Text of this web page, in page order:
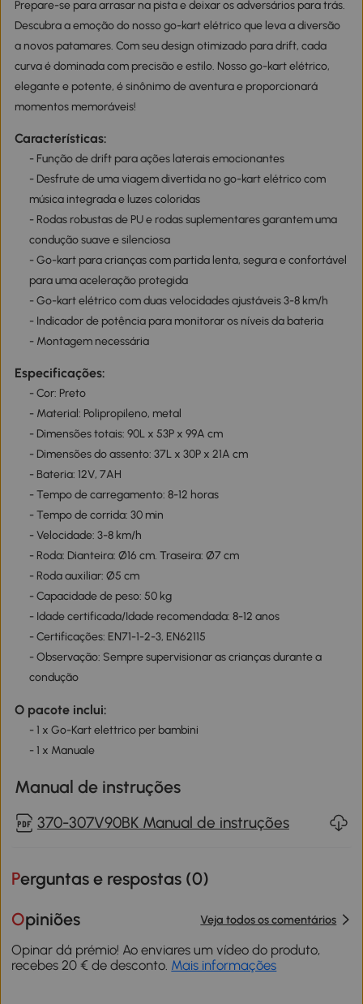
Prepare-se para arrasar na pista e deixar os adversários para trás.
Descubra a emoção do nosso go-kart elétrico que leva a diversão
a novos patamares. Com seu design otimizado para drift, cada
curva é dominada com precisão e estilo. Nosso go-kart elétrico,
elegante e potente, é sinônimo de aventura e proporcionará
momentos memoráveis!
Características:
- Função de drift para ações laterais emocionantes
- Desfrute de uma viagem divertida no go-kart elétrico com
música integrada e luzes coloridas
- Rodas robustas de PU e rodas suplementares garantem uma
condução suave e silenciosa
- Go-kart para crianças com partida lenta, segura e confortável
para uma aceleração protegida
- Go-kart elétrico com duas velocidades ajustáveis 3-8 km/h
- Indicador de potência para monitorar os níveis da bateria
- Montagem necessária
Especificações:
- Cor: Preto
- Material: Polipropileno, metal
- Dimensões totais: 90L x 53P x 99A cm
- Dimensões do assento: 37L x 30P x 21A cm
- Bateria: 12V, 7AH
- Tempo de carregamento: 8-12 horas
- Tempo de corrida: 30 min
- Velocidade: 3-8 km/h
- Roda: Dianteira: Ø16 cm. Traseira: Ø7 cm
- Roda auxiliar: Ø5 cm
- Capacidade de peso: 50 kg
- Idade certificada/Idade recomendada: 8-12 anos
- Certificações: EN71-1-2-3, EN62115
- Observação: Sempre supervisionar as crianças durante a
condução
O pacote inclui:
- 1 x Go-Kart elettrico per bambini
- 1 x Manuale
Manual de instruções
370-307V90BK Manual de instruções
Perguntas e respostas (0)
Opiniões Veja todos os comentários
Opinar dá prémio! Ao enviares um vídeo do produto,
recebes 20 € de desconto. Mais informações